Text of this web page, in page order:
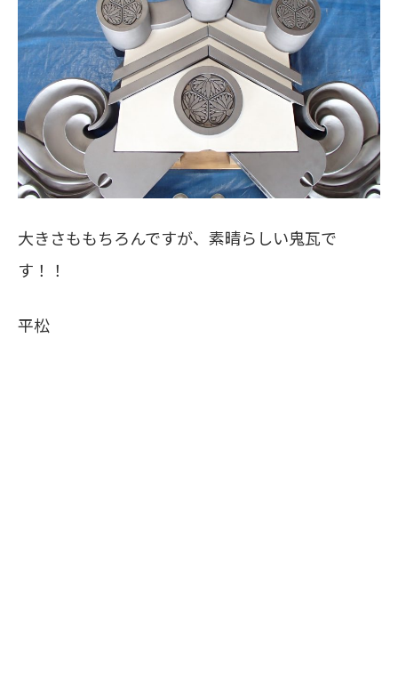
大きさももちろんですが、素晴らしい鬼瓦で
す！！
平松